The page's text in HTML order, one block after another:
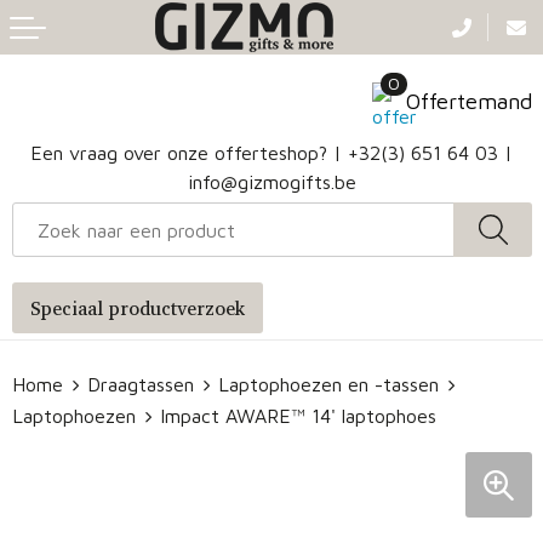
Een vraag over onze offerteshop? | +32(3) 651 64 03 |
info@gizmogifts.be
0
Offertemand
Klokken, horloges en weerstations
Sleutelhangers en Lanyards
Lampen en Gereedschap
Snoepgoed
Badtextiel en Douche
Handschoenen en Sjaals
Blazers
Jassen
Hoofdbanden
Heuptassen
Papieren tassen
Reistassen
Autotassen
Speciaal productverzoek
Home Draagtassen
Laptophoezen en -tassen
Laptophoezen
Impact AWARE™ 14' laptophoes